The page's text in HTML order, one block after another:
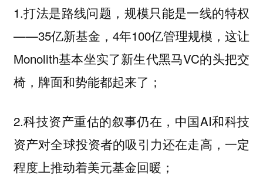
1.打法是路线问题，规模只能是一线的特权
——35亿新基金，4年100亿管理规模，这让
Monolith基本坐实了新生代黑马VC的头把交
椅，牌面和势能都起来了；
2.科技资产重估的叙事仍在，中国AI和科技
资产对全球投资者的吸引力还在走高，一定
程度上推动着美元基金回暖；